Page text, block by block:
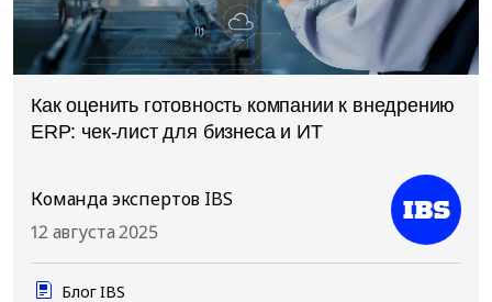
Как оценить готовность компании к внедрению
ERP: чек-лист для бизнеса и ИТ
Команда экспертов IBS
12 августа 2025
Блог IBS